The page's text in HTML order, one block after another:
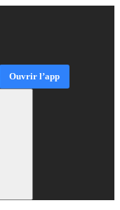
Ouvrir l’app